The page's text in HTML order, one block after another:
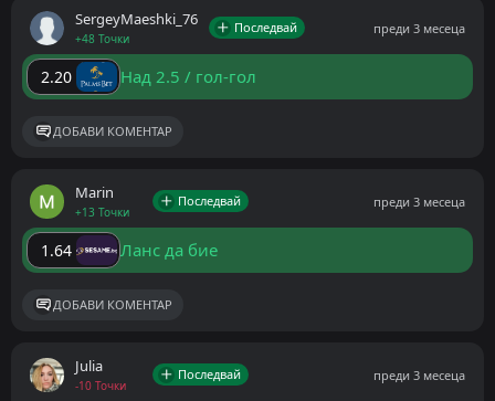
SergeyMaeshki_76
+48 Точки
Последвай преди 3 месеца
2.20 Над 2.5 / гол-гол
ДОБАВИ КОМЕНТАР
Marin
+13 Точки
Последвай преди 3 месеца
1.64 Ланс да бие
ДОБАВИ КОМЕНТАР
Julia
-10 Точки
Последвай преди 3 месеца